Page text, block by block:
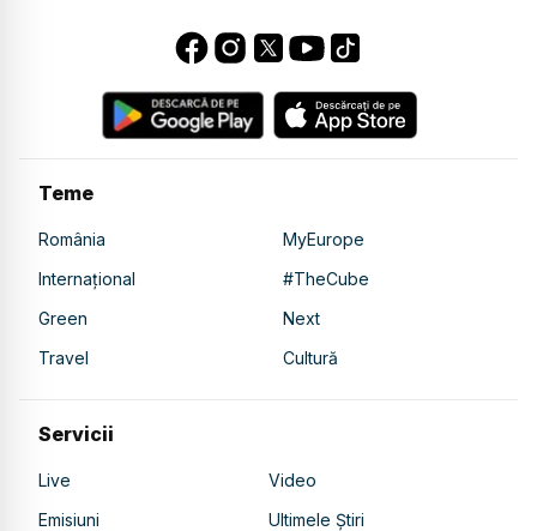
Teme
România
MyEurope
Internațional
#TheCube
Green
Next
Travel
Cultură
Servicii
Live
Video
Emisiuni
Ultimele Știri